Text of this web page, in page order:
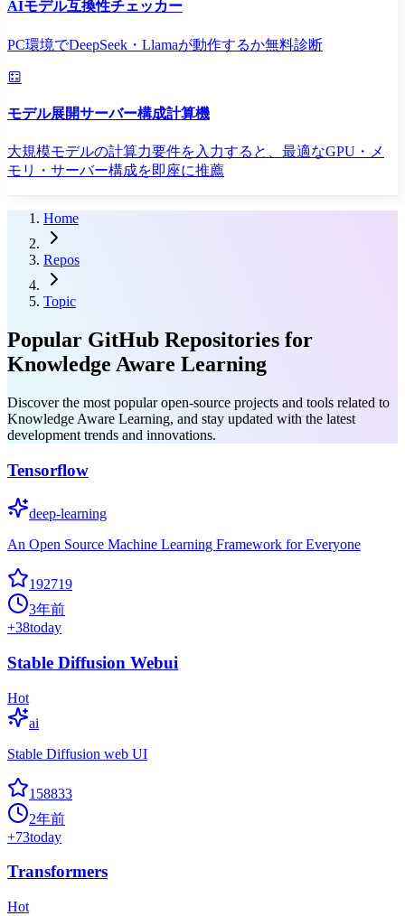
AIモデル互換性チェッカー
PC環境でDeepSeek・Llamaが動作するか無料診断
モデル展開サーバー構成計算機
大規模モデルの計算力要件を入力すると、最適なGPU・メ
モリ・サーバー構成を即座に推薦
Home
Repos
Topic
Popular GitHub Repositories for
Knowledge Aware Learning
Discover the most popular open-source projects and tools related to
Knowledge Aware Learning, and stay updated with the latest
development trends and innovations.
Tensorflow
deep-learning
An Open Source Machine Learning Framework for Everyone
192719
3年前
+38today
Stable Diffusion Webui
Hot
ai
Stable Diffusion web UI
158833
2年前
+73today
Transformers
Hot